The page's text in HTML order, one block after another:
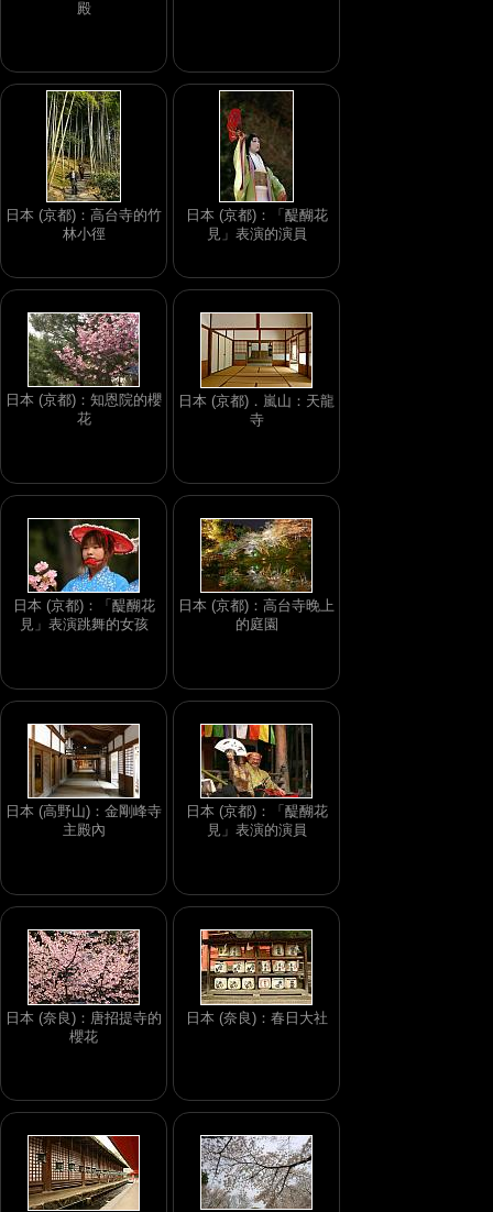
殿
日本 (京都)：高台寺的竹
林小徑
日本 (京都)：「醍醐花
見」表演的演員
日本 (京都)：知恩院的櫻
花
日本 (京都)．嵐山：天龍
寺
日本 (京都)：「醍醐花
見」表演跳舞的女孩
日本 (京都)：高台寺晚上
的庭園
日本 (高野山)：金剛峰寺
主殿內
日本 (京都)：「醍醐花
見」表演的演員
日本 (奈良)：唐招提寺的
櫻花
日本 (奈良)：春日大社